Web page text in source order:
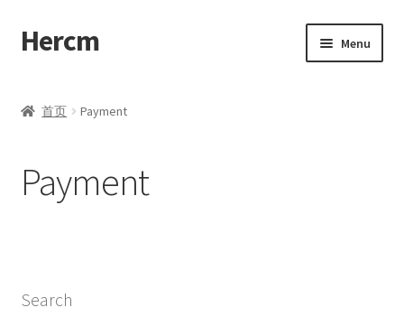
Skip
to
Skip
to
Hercm Menu
Compare
首页 Payment
Payment
Search